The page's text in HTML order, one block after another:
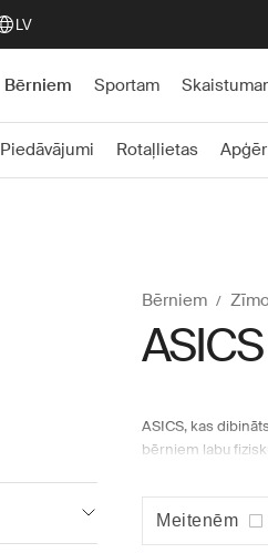
LV
Bērniem Sportam
Piedāvājumi Rotaļlietas
Bērniem
ASICS, kas
bērniem labu
veselīgu jauniešu
plašu apavu un
Meitenēm